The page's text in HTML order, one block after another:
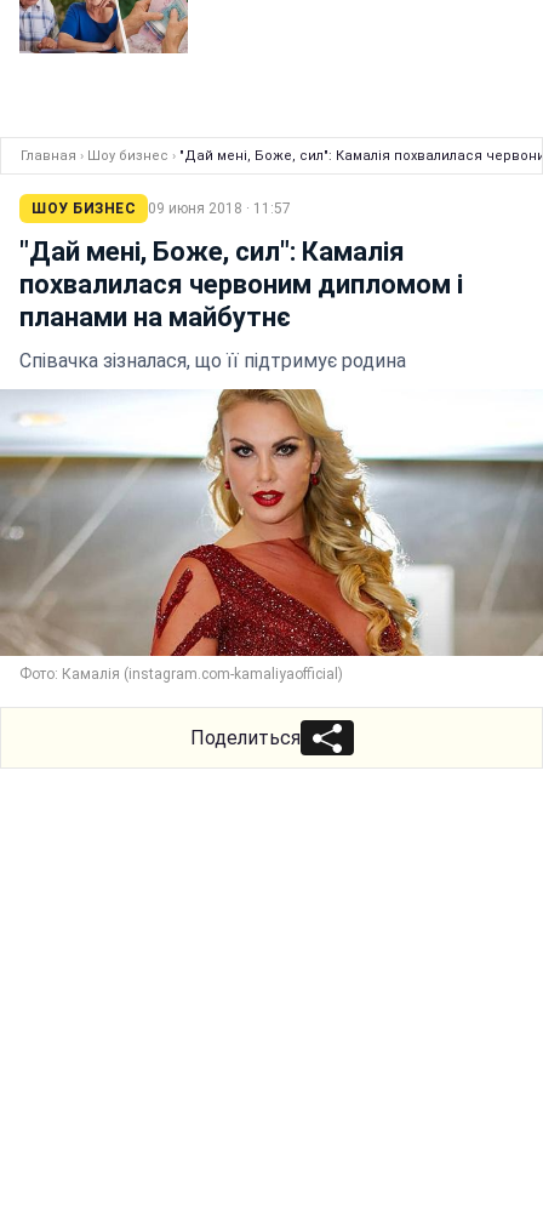
Главная › Шоу бизнес › "Дай мені, Боже, сил": Камалія похвалилася
ШОУ БИЗНЕС 09 июня 2018 · 11:57
"Дай мені, Боже, сил": Камалія
похвалилася червоним дипломом і
планами на майбутнє
Співачка зізналася, що її підтримує родина
Фото: Камалія (instagram.com-kamaliyaofficial)
Поделиться